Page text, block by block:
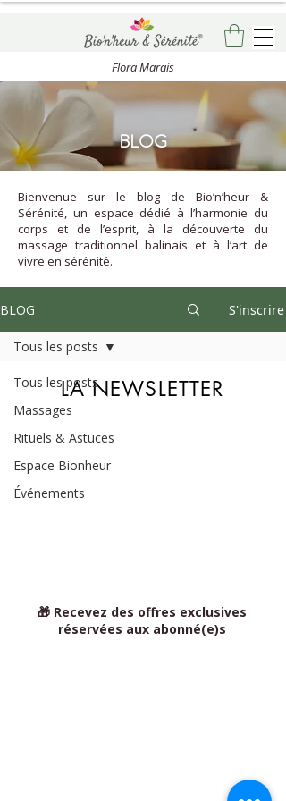
Flora Marais
BLOG
Bienvenue sur le blog de Bio’n’heur &
Sérénité, un espace dédié à l’harmonie du
corps et de l’esprit, à la découverte du
massage traditionnel balinais et à l’art de
vivre en sérénité.
BLOG S'inscrire
Tous les posts
Massages
Rituels & Astuces
Espace Bionheur
Événements
Tous les posts
LA NEWSLETTER
🎁 Recevez des offres exclusives
réservées aux abonné(e)s